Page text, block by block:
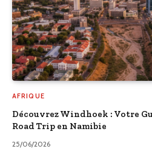
AFRIQUE
Découvrez Windhoek : Votre
Road Trip en Namibie
25/06/2026